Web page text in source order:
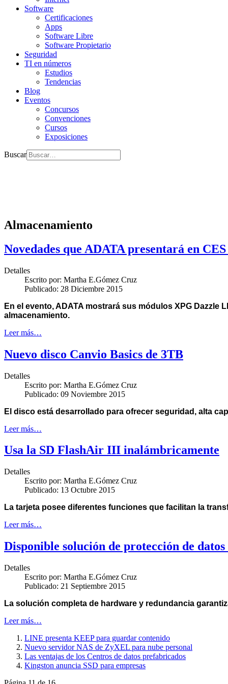
Software
Certificaciones
Apps
Software Libre
Software Propietario
Seguridad
TI en números
Estudios
Tendencias
Blog
Eventos
Concursos
Convenciones
Cursos
Exposiciones
Buscar
Almacenamiento
Novedades que ADATA presentará en CES
Detalles
Escrito por: Martha E.Gómez Cruz
Publicado: 28 Diciembre 2015
En el evento,ADATA mostrará sus módulos XPG Dazzle
almacenamiento.
Leer más…
Nuevo disco Canvio Basics de 3TB
Detalles
Escrito por: Martha E.Gómez Cruz
Publicado: 09 Noviembre 2015
El disco está desarrollado para ofrecer seguridad, alta
Leer más…
Usa la SD FlashAir III inalámbricamente
Detalles
Escrito por: Martha E.Gómez Cruz
Publicado: 13 Octubre 2015
La tarjeta posee diferentes funciones que facilitan la
Leer más…
Disponible solución de protección de datos
Detalles
Escrito por: Martha E.Gómez Cruz
Publicado: 21 Septiembre 2015
La solución completa de hardware y redundancia
Leer más…
LINE presenta KEEP para guardar contenido
Nuevo servidor NAS de ZyXEL para nube personal
Las ventajas de los Centros de datos prefabricados
Kingston anuncia SSD para empresas